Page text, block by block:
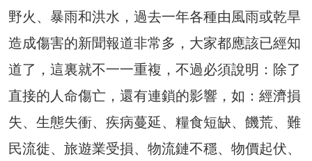
野火、暴雨和洪水，過去一年各種由風雨或乾旱
造成傷害的新聞報道非常多，大家都應該已經知
道了，這裏就不一一重複，不過必須說明：除了
直接的人命傷亡，還有連鎖的影響，如：經濟損
失、生態失衝、疾病蔓延、糧食短缺、饑荒、難
民流徙、旅遊業受損、物流鏈不穩、物價起伏、